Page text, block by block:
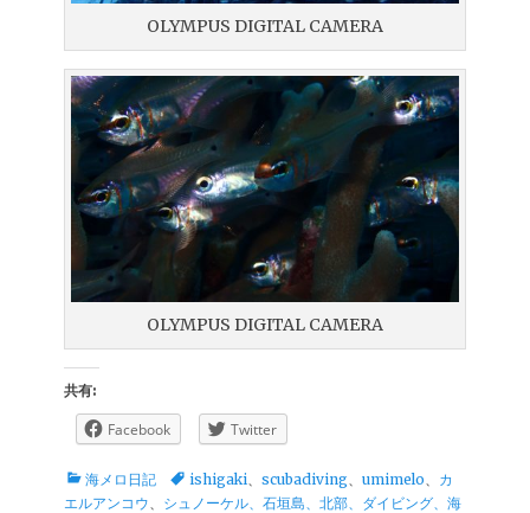
OLYMPUS DIGITAL CAMERA
OLYMPUS DIGITAL CAMERA
共有:
Facebook Twitter
カ
テ
海メロ日記
タ
グ
ishigaki scubadiving umimelo
カ
エルアンコウ
シュノーケル、石垣島、北部、ダイビング、海